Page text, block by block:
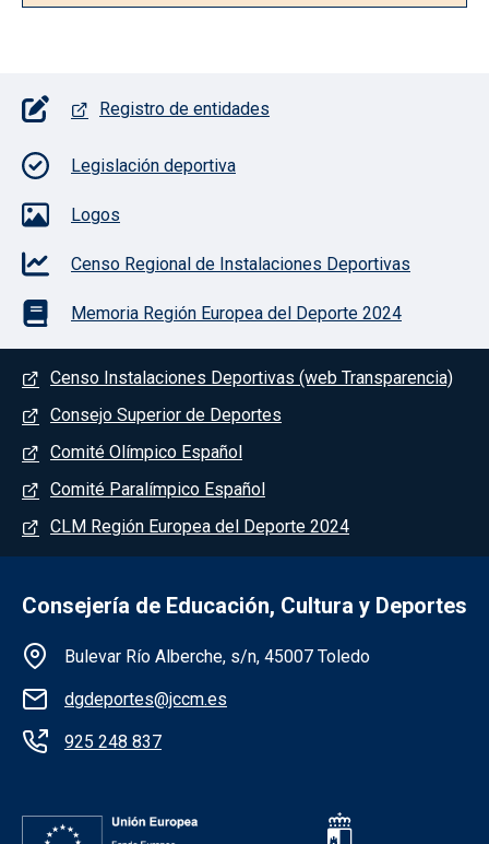
Pie de página con iconos
Registro de entidades
Legislación deportiva
Logos
Censo Regional de Instalaciones Deportivas
Memoria Región Europea del Deporte 2024
Menú del pie
Censo Instalaciones Deportivas (web Transparencia)
Consejo Superior de Deportes
Comité Olímpico Español
Comité Paralímpico Español
CLM Región Europea del Deporte 2024
Consejería de Educación, Cultura y Deportes
Información de la institución
Bulevar Río Alberche, s/n, 45007 Toledo
dgdeportes@jccm.es
925 248 837